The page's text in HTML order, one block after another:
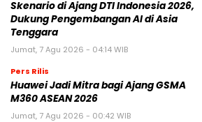
Skenario di Ajang DTI Indonesia 2026,
Dukung Pengembangan AI di Asia
Tenggara
Jumat, 7 Agu 2026 - 04:14 WIB
Pers Rilis
Huawei Jadi Mitra bagi Ajang GSMA
M360 ASEAN 2026
Jumat, 7 Agu 2026 - 00:42 WIB